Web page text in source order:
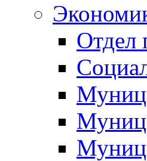
Отдел